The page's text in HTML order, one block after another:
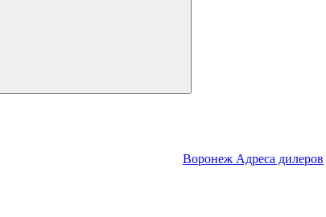
Воронеж Aдреса дилеров